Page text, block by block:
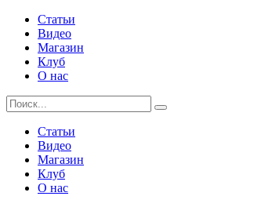
Статьи
Видео
Магазин
Клуб
О нас
Статьи
Видео
Магазин
Клуб
О нас